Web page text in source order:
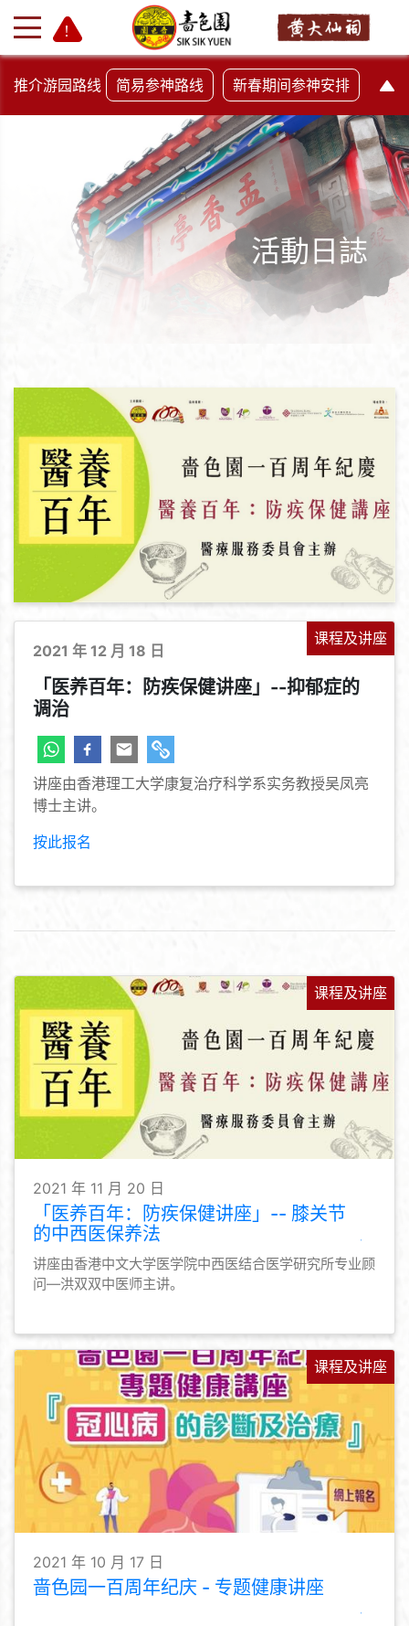
+
推介游园路线 简易参神路线 新春期间参神安排
活動日誌
课程及讲座
2021 年 12 月 18 日
「医养百年：防疾保健讲座」--抑郁症的
调治
讲座由香港理工大学康复治疗科学系实务教授吴凤亮
博士主讲。
按此报名
课程及讲座
2021 年 11 月 20 日
「医养百年：防疾保健讲座」-- 膝关节
的中西医保养法
讲座由香港中文大学医学院中西医结合医学研究所专业顾
问—洪双双中医师主讲。
课程及讲座
2021 年 10 月 17 日
啬色园一百周年纪庆 - 专题健康讲座